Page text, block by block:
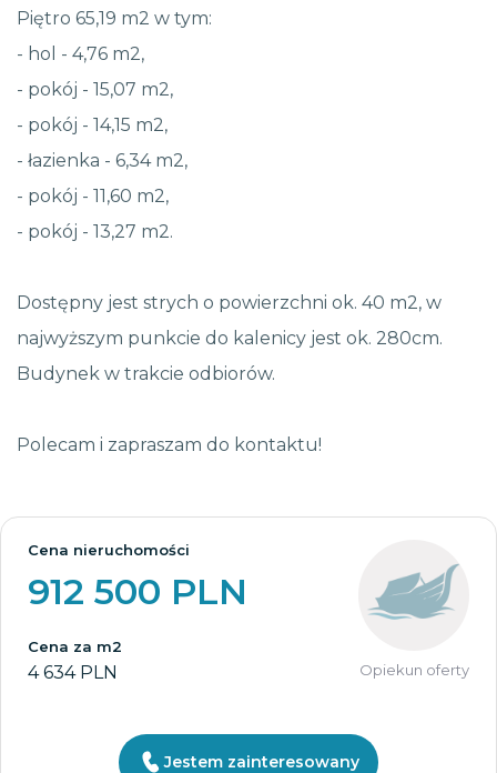
Piętro 65,19 m2 w tym:
- hol - 4,76 m2,
- pokój - 15,07 m2,
- pokój - 14,15 m2,
- łazienka - 6,34 m2,
- pokój - 11,60 m2,
- pokój - 13,27 m2.
Dostępny jest strych o powierzchni ok. 40 m2, w
najwyższym punkcie do kalenicy jest ok. 280cm.
Budynek w trakcie odbiorów.
Polecam i zapraszam do kontaktu!
Cena nieruchomości
912 500 PLN
Cena za m2
4 634 PLN Opiekun oferty
Jestem zainteresowany